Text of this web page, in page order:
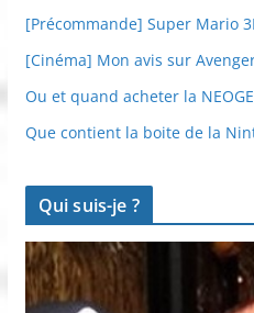
[Précommande] Super Mario
[Cinéma] Mon avis sur
Ou et quand acheter la
Que contient la boite de la
Qui suis-je ?